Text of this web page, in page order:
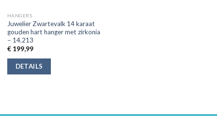
HANGERS
Juwelier Zwartevalk 14 karaat
gouden hart hanger met zirkonia
– 14.213
€199,99
DETAILS